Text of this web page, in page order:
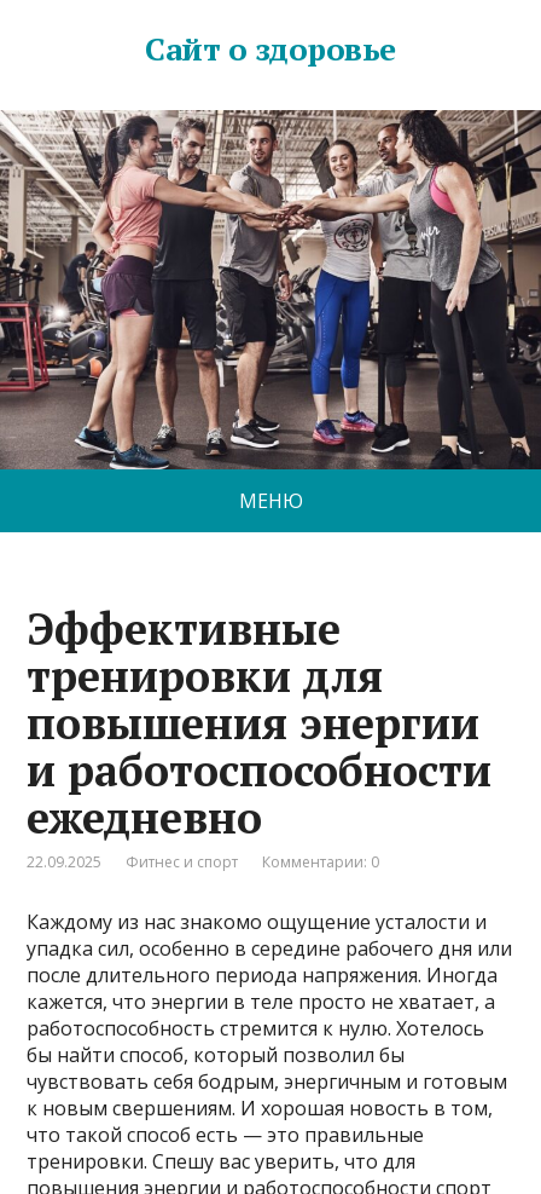
Сайт о здоровье
МЕНЮ
Эффективные
тренировки для
повышения энергии
и работоспособности
ежедневно
22.09.2025 Фитнес и спорт Комментарии: 0
Каждому из нас знакомо ощущение усталости и
упадка сил, особенно в середине рабочего дня или
после длительного периода напряжения. Иногда
кажется, что энергии в теле просто не хватает, а
работоспособность стремится к нулю. Хотелось
бы найти способ, который позволил бы
чувствовать себя бодрым, энергичным и готовым
к новым свершениям. И хорошая новость в том,
что такой способ есть — это правильные
тренировки. Спешу вас уверить, что для
повышения энергии и работоспособности спорт